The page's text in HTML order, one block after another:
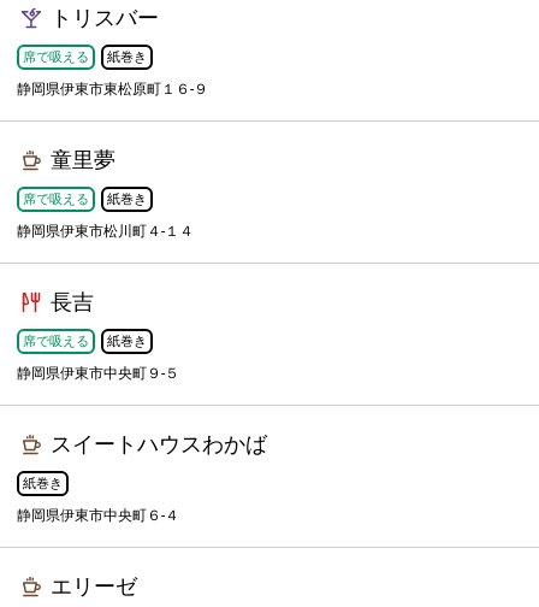
トリスバー
席で吸える 紙巻き
静岡県伊東市東松原町１６-９
童里夢
席で吸える 紙巻き
静岡県伊東市松川町４-１４
長吉
席で吸える 紙巻き
静岡県伊東市中央町９-５
スイートハウスわかば
紙巻き
静岡県伊東市中央町６-４
エリーゼ